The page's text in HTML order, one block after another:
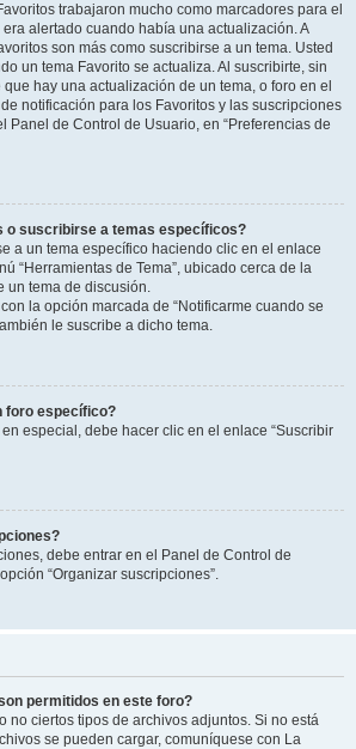
trabajaron mucho como marcadores para el
alertado cuando había una actualización. A
son más como suscribirse a un tema. Usted
un tema Favorito se actualiza. Al suscribirte, sin
hay una actualización de un tema, o foro en el
notificación para los Favoritos y las suscripciones
Panel de Control de Usuario, en “Preferencias de
o suscribirse a temas específicos?
a un tema específico haciendo clic en el enlace
“Herramientas de Tema”, ubicado cerca de la
un tema de discusión.
la opción marcada de “Notificarme cuando se
le suscribe a dicho tema.
foro específico?
especial, debe hacer clic en el enlace “Suscribir
debe entrar en el Panel de Control de
“Organizar suscripciones”.
permitidos en este foro?
no ciertos tipos de archivos adjuntos. Si no está
se pueden cargar, comuníquese con La